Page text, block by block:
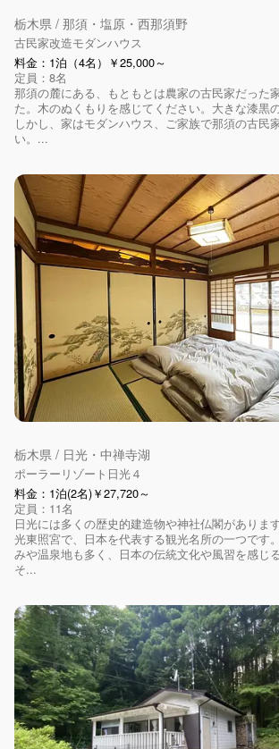
栃木県 / 那須・塩原・西那須野
古民家改造モダンハウス
料金：1泊（4名）￥25,000～
定員：8名
那須の麓にある、もともとは農家の古民家だった
た。木のぬくもりを感じてください。大きな漆黒
しかし、家はモダンハウス、ご家族で那須の古民
い。...
栃木県 / 日光・中禅寺湖
ポーラーリゾート日光４
料金：1泊(2名)￥27,720～
定員：11名
日光には多くの歴史的建造物や神社仏閣がありま
光東照宮で、日本を代表する観光名所の一つです
みや温泉地も多く、日本の伝統文化や風習を感じ
そ...